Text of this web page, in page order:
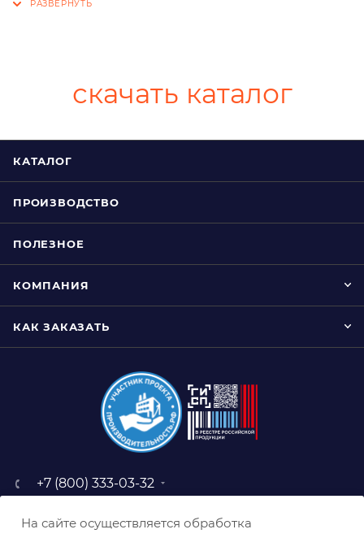
скачать каталог
КАТАЛОГ
ПРОИЗВОДСТВО
ПОЛЕЗНОЕ
КОМПАНИЯ
КАК ЗАКАЗАТЬ
+7 (800) 333-03-32
baz@belabraziv.ru
На сайте осуществляется обработка